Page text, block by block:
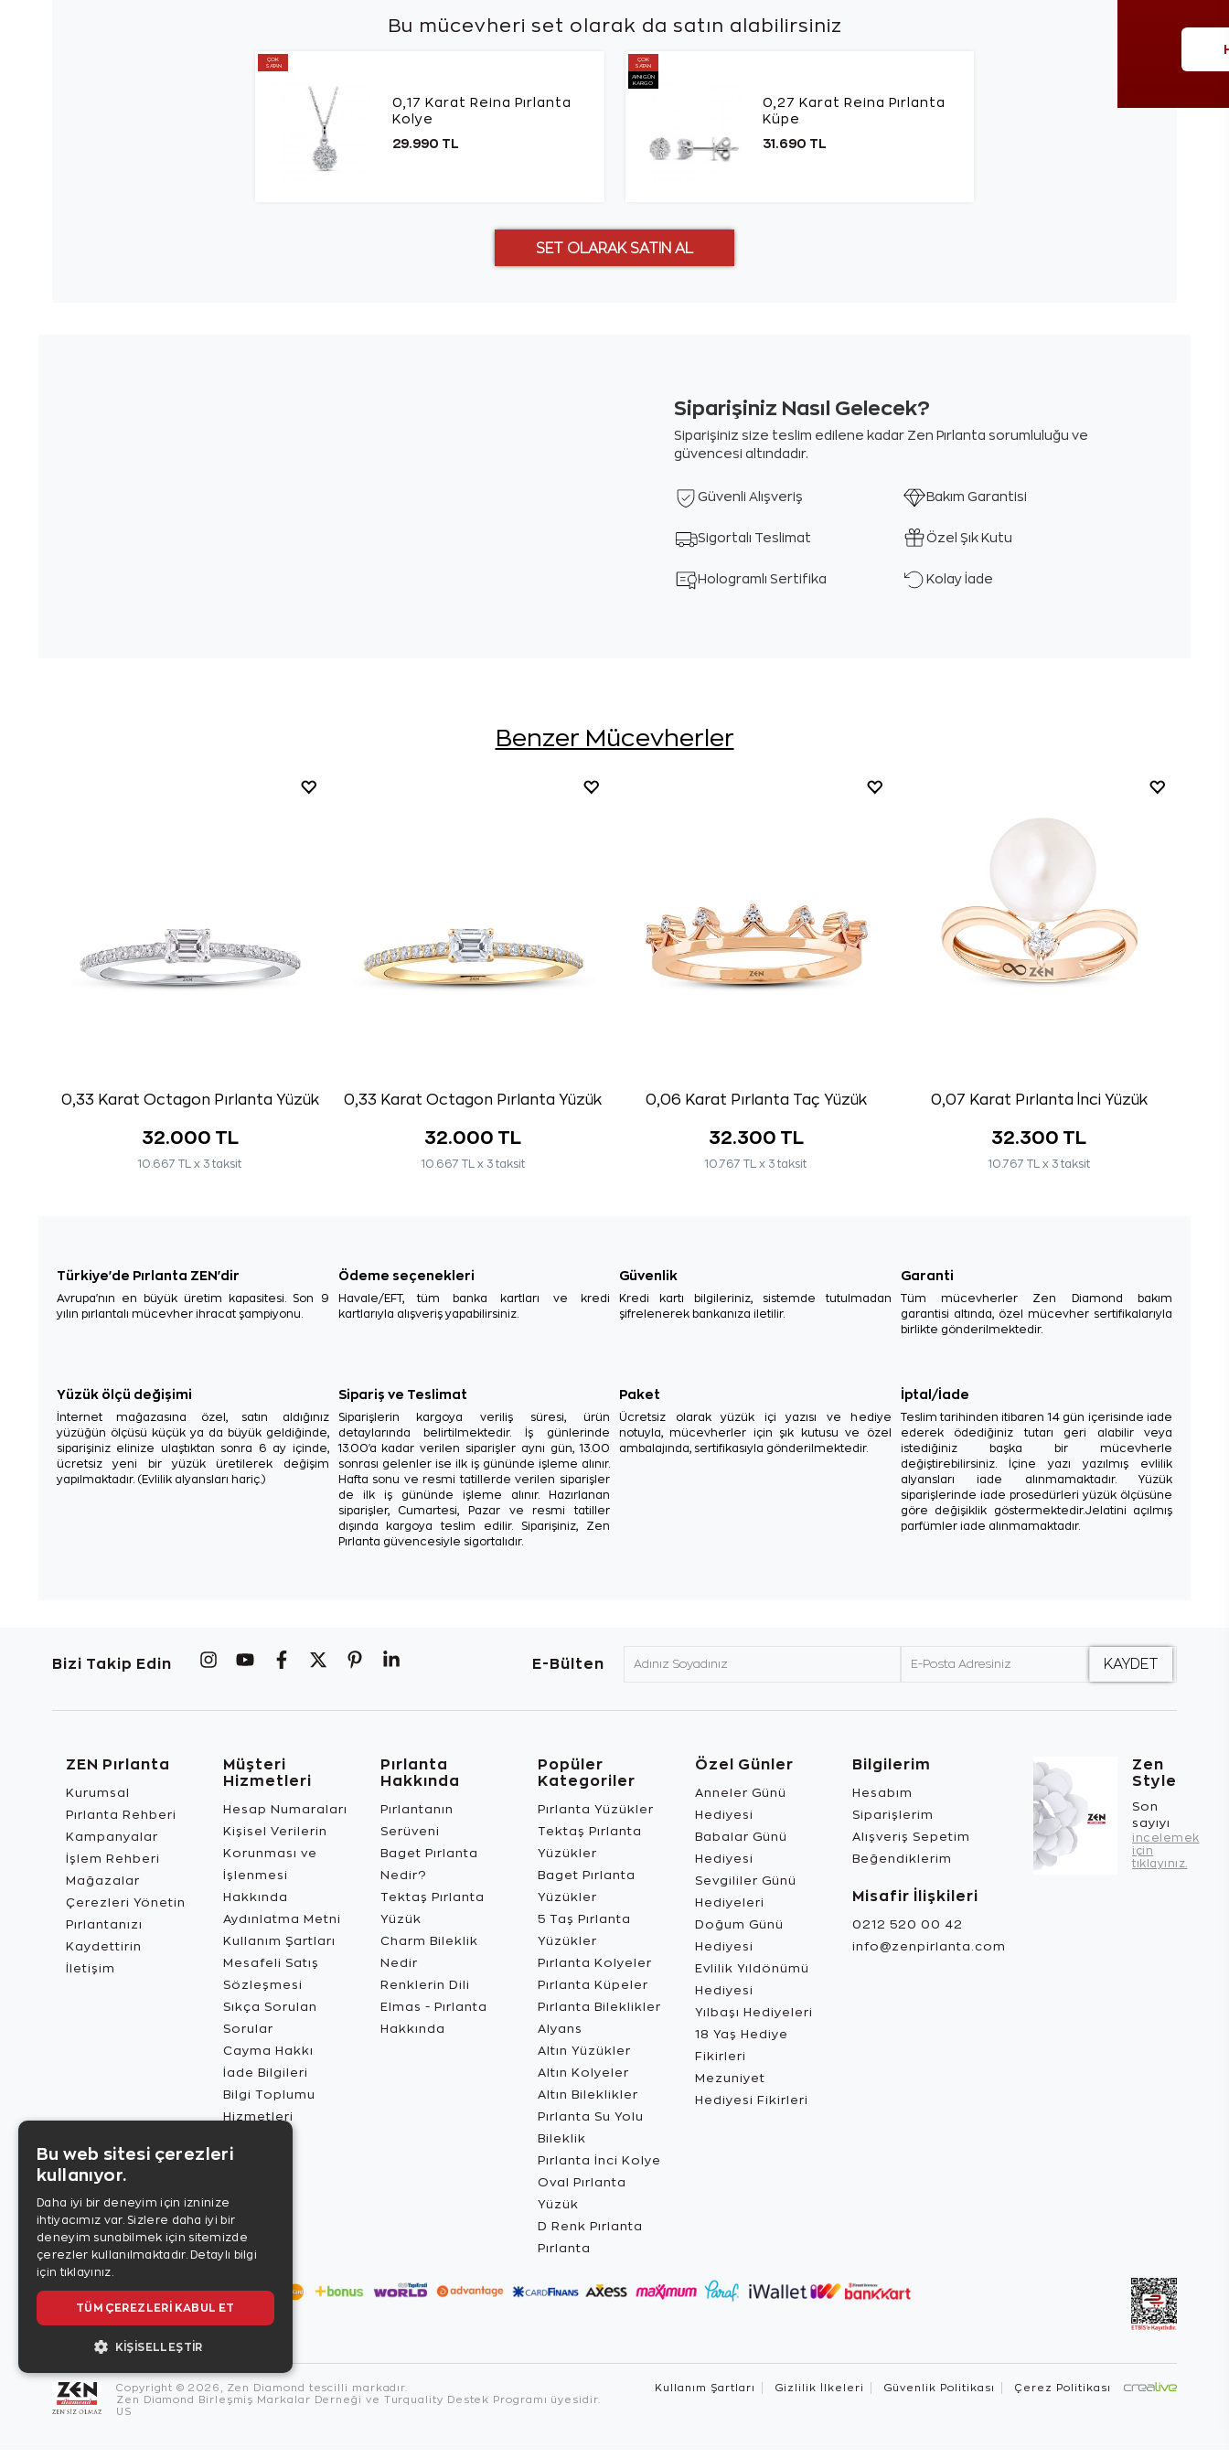
Bu mücevheri set olarak da satın alabilirsiniz
ÇOK
SATAN
0,17 Karat Reina Pırlanta
Kolye
29.990 TL
ÇOK
SATAN
AYNI GÜN
KARGO
0,27 Karat Reina Pırlanta
Küpe
31.690 TL
Siparişiniz Nasıl Gelecek?
Siparişiniz size teslim edilene kadar Zen Pırlanta sorumluluğu ve
güvencesi altındadır.
Güvenli Alışveriş Bakım Garantisi
Sigortalı Teslimat Özel Şık Kutu
Hologramlı Sertifika Kolay İade
Benzer Mücevherler
0,33 Karat Octagon Pırlanta Yüzük
32.000 TL
10.667 TL x 3 taksit
0,33 Karat Octagon Pırlanta Yüzük
32.000 TL
10.667 TL x 3 taksit
0,06 Karat Pırlanta Taç Yüzük
32.300 TL
10.767 TL x 3 taksit
0,07 Karat Pırlanta İnci Yüzük
32.300 TL
10.767 TL x 3 taksit
Türkiye'de Pırlanta ZEN'dir
Avrupa'nın en büyük üretim kapasitesi. Son 9
yılın pırlantalı mücevher ihracat şampiyonu.
Ödeme seçenekleri
Havale/EFT, tüm banka kartları ve kredi
kartlarıyla alışveriş yapabilirsiniz.
Güvenlik
Kredi kartı bilgileriniz, sistemde tutulmadan
şifrelenerek bankanıza iletilir.
Garanti
Tüm mücevherler Zen Diamond bakım
garantisi altında, özel mücevher sertifikalarıyla
birlikte gönderilmektedir.
Yüzük ölçü değişimi
İnternet mağazasına özel, satın aldığınız
yüzüğün ölçüsü küçük ya da büyük geldiğinde,
siparişiniz elinize ulaştıktan sonra 6 ay içinde,
ücretsiz yeni bir yüzük üretilerek değişim
yapılmaktadır. (Evlilik alyansları hariç.)
Sipariş ve Teslimat
Siparişlerin kargoya veriliş süresi, ürün
detaylarında belirtilmektedir. İş günlerinde
13.00'a kadar verilen siparişler aynı gün, 13.00
sonrası gelenler ise ilk iş gününde işleme alınır.
Hafta sonu ve resmi tatillerde verilen siparişler
de ilk iş gününde işleme alınır. Hazırlanan
siparişler, Cumartesi, Pazar ve resmi tatiller
dışında kargoya teslim edilir. Siparişiniz, Zen
Pırlanta güvencesiyle sigortalıdır.
Paket
Ücretsiz olarak yüzük içi yazısı ve hediye
notuyla, mücevherler için şık kutusu ve özel
ambalajında, sertifikasıyla gönderilmektedir.
İptal/İade
Teslim tarihinden itibaren 14 gün içerisinde iade
ederek ödediğiniz tutarı geri alabilir veya
istediğiniz başka bir mücevherle
değiştirebilirsiniz. İçine yazı yazılmış evlilik
alyansları iade alınmamaktadır. Yüzük
siparişlerinde iade prosedürleri yüzük ölçüsüne
göre değişiklik göstermektedir.Jelatini açılmış
parfümler iade alınmamaktadır.
Bizi Takip Edin E-Bülten
ZEN Pırlanta
Kurumsal
Pırlanta Rehberi
Kampanyalar
İşlem Rehberi
Mağazalar
Çerezleri Yönetin
Pırlantanızı
Kaydettirin
İletişim
Müşteri
Hizmetleri
Hesap Numaraları
Kişisel Verilerin
Korunması ve
İşlenmesi
Hakkında
Aydınlatma Metni
Kullanım Şartları
Mesafeli Satış
Sözleşmesi
Sıkça Sorulan
Sorular
Cayma Hakkı
İade Bilgileri
Bilgi Toplumu
Hizmetleri
Pırlanta
Hakkında
Pırlantanın
Serüveni
Baget Pırlanta
Nedir?
Tektaş Pırlanta
Yüzük
Charm Bileklik
Nedir
Renklerin Dili
Elmas - Pırlanta
Hakkında
Popüler
Kategoriler
Pırlanta Yüzükler
Tektaş Pırlanta
Yüzükler
Baget Pırlanta
Yüzükler
5 Taş Pırlanta
Yüzükler
Pırlanta Kolyeler
Pırlanta Küpeler
Pırlanta Bileklikler
Alyans
Altın Yüzükler
Altın Kolyeler
Altın Bileklikler
Pırlanta Su Yolu
Bileklik
Pırlanta İnci Kolye
Oval Pırlanta
Yüzük
D Renk Pırlanta
Pırlanta
Özel Günler
Anneler Günü
Hediyesi
Babalar Günü
Hediyesi
Sevgililer Günü
Hediyeleri
Doğum Günü
Hediyesi
Evlilik Yıldönümü
Hediyesi
Yılbaşı Hediyeleri
18 Yaş Hediye
Fikirleri
Mezuniyet
Hediyesi Fikirleri
Bilgilerim
Hesabım
Siparişlerim
Alışveriş Sepetim
Beğendiklerim
Misafir İlişkileri
0212 520 00 42
info@zenpirlanta.com
Zen
Style
Son
sayıyı
incelemek
için
tıklayınız.
Copyright © 2026, Zen Diamond tescilli markadır.
Zen Diamond Birleşmiş Markalar Derneği ve Turquality Destek Programı üyesidir.
US
Kullanım Şartları Gizlilik İlkeleri Güvenlik Politikası Çerez Politikası
Bu web sitesi çerezleri
kullanıyor.
Daha iyi bir deneyim için izninize
ihtiyacımız var. Sizlere daha iyi bir
deneyim sunabilmek için sitemizde
çerezler kullanılmaktadır. Detaylı bilgi
için tıklayınız.
TÜM ÇEREZLERI KABUL ET
KIŞISELLEŞTIR